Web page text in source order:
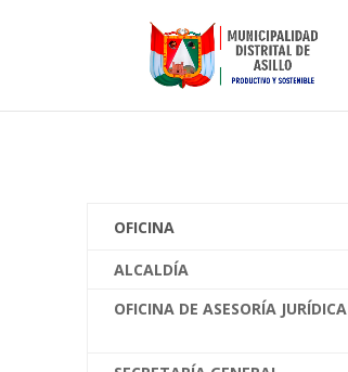
OFICINA
ALCALDÍA
OFICINA DE ASESORÍA JURÍDICA